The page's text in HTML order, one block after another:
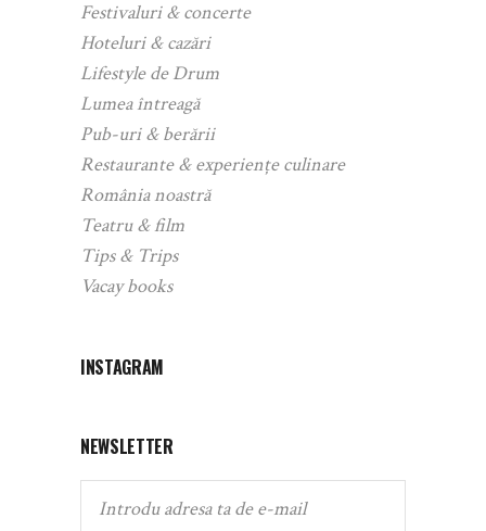
Festivaluri & concerte
Hoteluri & cazări
Lifestyle de Drum
Lumea întreagă
Pub-uri & berării
Restaurante & experiențe culinare
România noastră
Teatru & film
Tips & Trips
Vacay books
INSTAGRAM
NEWSLETTER